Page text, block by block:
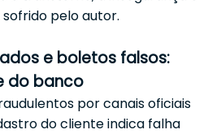
pelo autor.
e boletos falsos:
do banco
por canais oficiais
do cliente indica falha